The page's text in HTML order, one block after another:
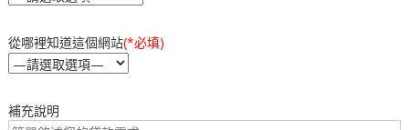
從哪裡知道這個網站(*必填)
補充說明